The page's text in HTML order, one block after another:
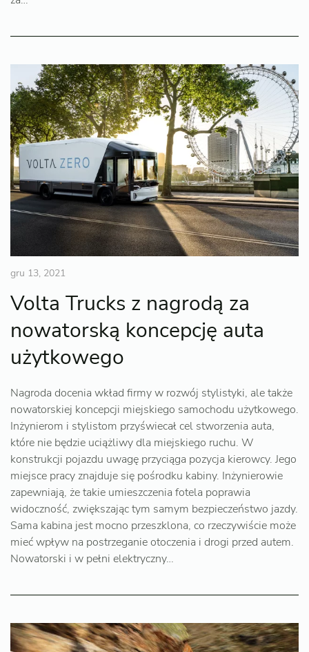
gru 13, 2021
Volta Trucks z nagrodą za
nowatorską koncepcję auta
użytkowego
Nagroda docenia wkład firmy w rozwój stylistyki, ale także
nowatorskiej koncepcji miejskiego samochodu użytkowego.
Inżynierom i stylistom przyświecał cel stworzenia auta,
które nie będzie uciążliwy dla miejskiego ruchu. W
konstrukcji pojazdu uwagę przyciąga pozycja kierowcy. Jego
miejsce pracy znajduje się pośrodku kabiny. Inżynierowie
zapewniają, że takie umieszczenia fotela poprawia
widoczność, zwiększając tym samym bezpieczeństwo jazdy.
Sama kabina jest mocno przeszklona, co rzeczywiście może
mieć wpływ na postrzeganie otoczenia i drogi przed autem.
Nowatorski i w pełni elektryczny…